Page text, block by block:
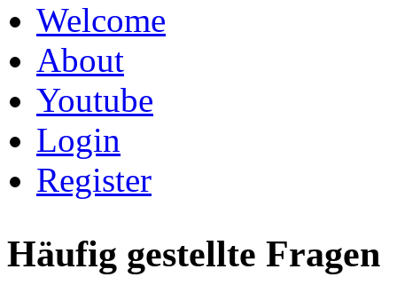
Welcome
About
Youtube
Login
Register
Häufig gestellte Fragen